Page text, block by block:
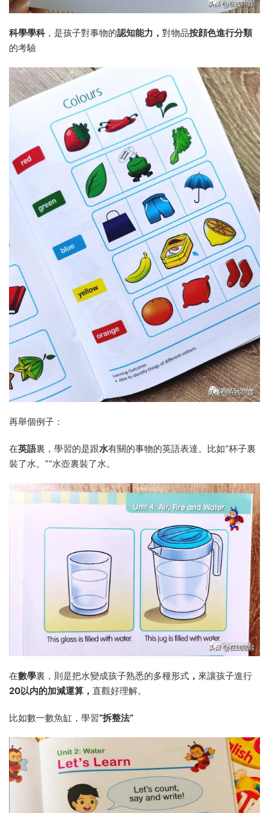
科學學科，是孩子對事物的認知能力， 對物品按顔色進行分類
的考驗
再舉個例子：
在英語裏，學習的是跟水有關的事物的英語表達。比如“杯子裏
裝了水。”“水壺裏裝了水。
在數學裏，則是把水變成孩子熟悉的多種形式 ， 來讓孩子進行
20以内的加減運算， 直觀好理解。
比如數一數魚缸，學習“拆整法”